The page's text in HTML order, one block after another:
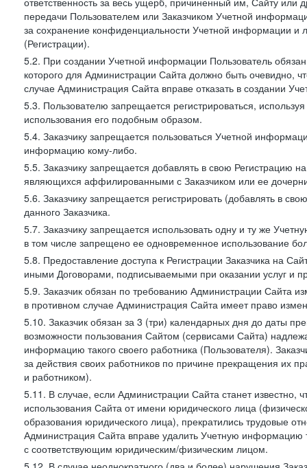
передачи Пользователем или Заказчиком Учетной
за сохранение конфиденциальности Учетной информации
(Регистрации).
5.2. При создании Учетной информации Пользователь
которого для Администрации Сайта должно быть очевидно,
случае Администрация Сайта вправе отказать в создании
5.3. Пользователю запрещается регистрироваться,
использования его подобным образом.
5.4. Заказчику запрещается пользоваться Учетной
информацию кому-либо.
5.5. Заказчику запрещается добавлять в свою Регистрацию
являющихся аффилированными с Заказчиком или ее
5.6. Заказчику запрещается регистрировать (добавлять в
данного Заказчика.
5.7. Заказчику запрещается использовать одну и ту же
в том числе запрещено ее одновременное использование
5.8. Предоставление доступа к Регистрации Заказчика на
иными Договорами, подписываемыми при оказании услуг и
5.9. Заказчик обязан по требованию Администрации Сайта
в противном случае Администрация Сайта имеет право
5.10. Заказчик обязан за 3 (три) календарных дня до даты
возможности пользования Сайтом (сервисами Сайта)
информацию такого своего работника (Пользователя).
за действия своих работников по причине прекращения их
и работником).
5.11. В случае, если Администрации Сайта станет
использования Сайта от имени юридического лица
образования юридического лица), прекратились трудовые
Администрация Сайта вправе удалить Учетную информацию
с соответствующим юридическим/физическим лицом.